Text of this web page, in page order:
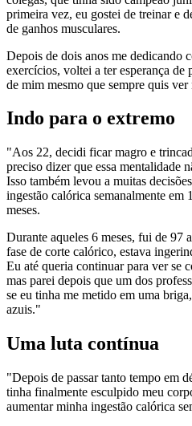
primeira vez, eu gostei de treinar e
de ganhos musculares.
Depois de dois anos me dedicando
exercícios, voltei a ter esperança de
de mim mesmo que sempre quis
Indo para o extremo
"Aos 22, decidi ficar magro e
preciso dizer que essa mentalidade
Isso também levou a muitas
ingestão calórica semanalmente em
meses.
Durante aqueles 6 meses, fui de 97
fase de corte calórico, estava
Eu até queria continuar para ver se
mas parei depois que um dos
se eu tinha me metido em uma
azuis."
Uma luta contínua
"Depois de passar tanto tempo em
tinha finalmente esculpido meu
aumentar minha ingestão calórica